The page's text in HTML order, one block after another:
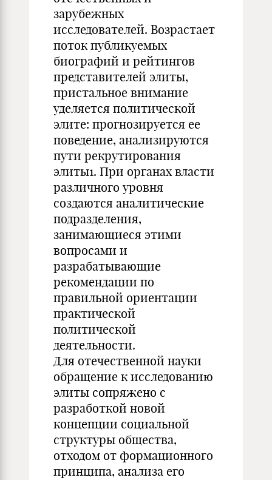
зарубежных
исследователей. Возрастает
поток публикуемых
биографий и рейтингов
представителей элиты,
пристальное внимание
уделяется политической
элите: прогнозируется ее
поведение, анализируются
пути рекрутирования
элиты1. При органах власти
различного уровня
создаются аналитические
подразделения,
занимающиеся этими
вопросами и
разрабатывающие
рекомендации по
правильной ориентации
практической
политической
деятельности.
Для отечественной науки
обращение к исследованию
элиты сопряжено с
разработкой новой
концепции социальной
структуры общества,
отходом от формационного
принципа, анализа его